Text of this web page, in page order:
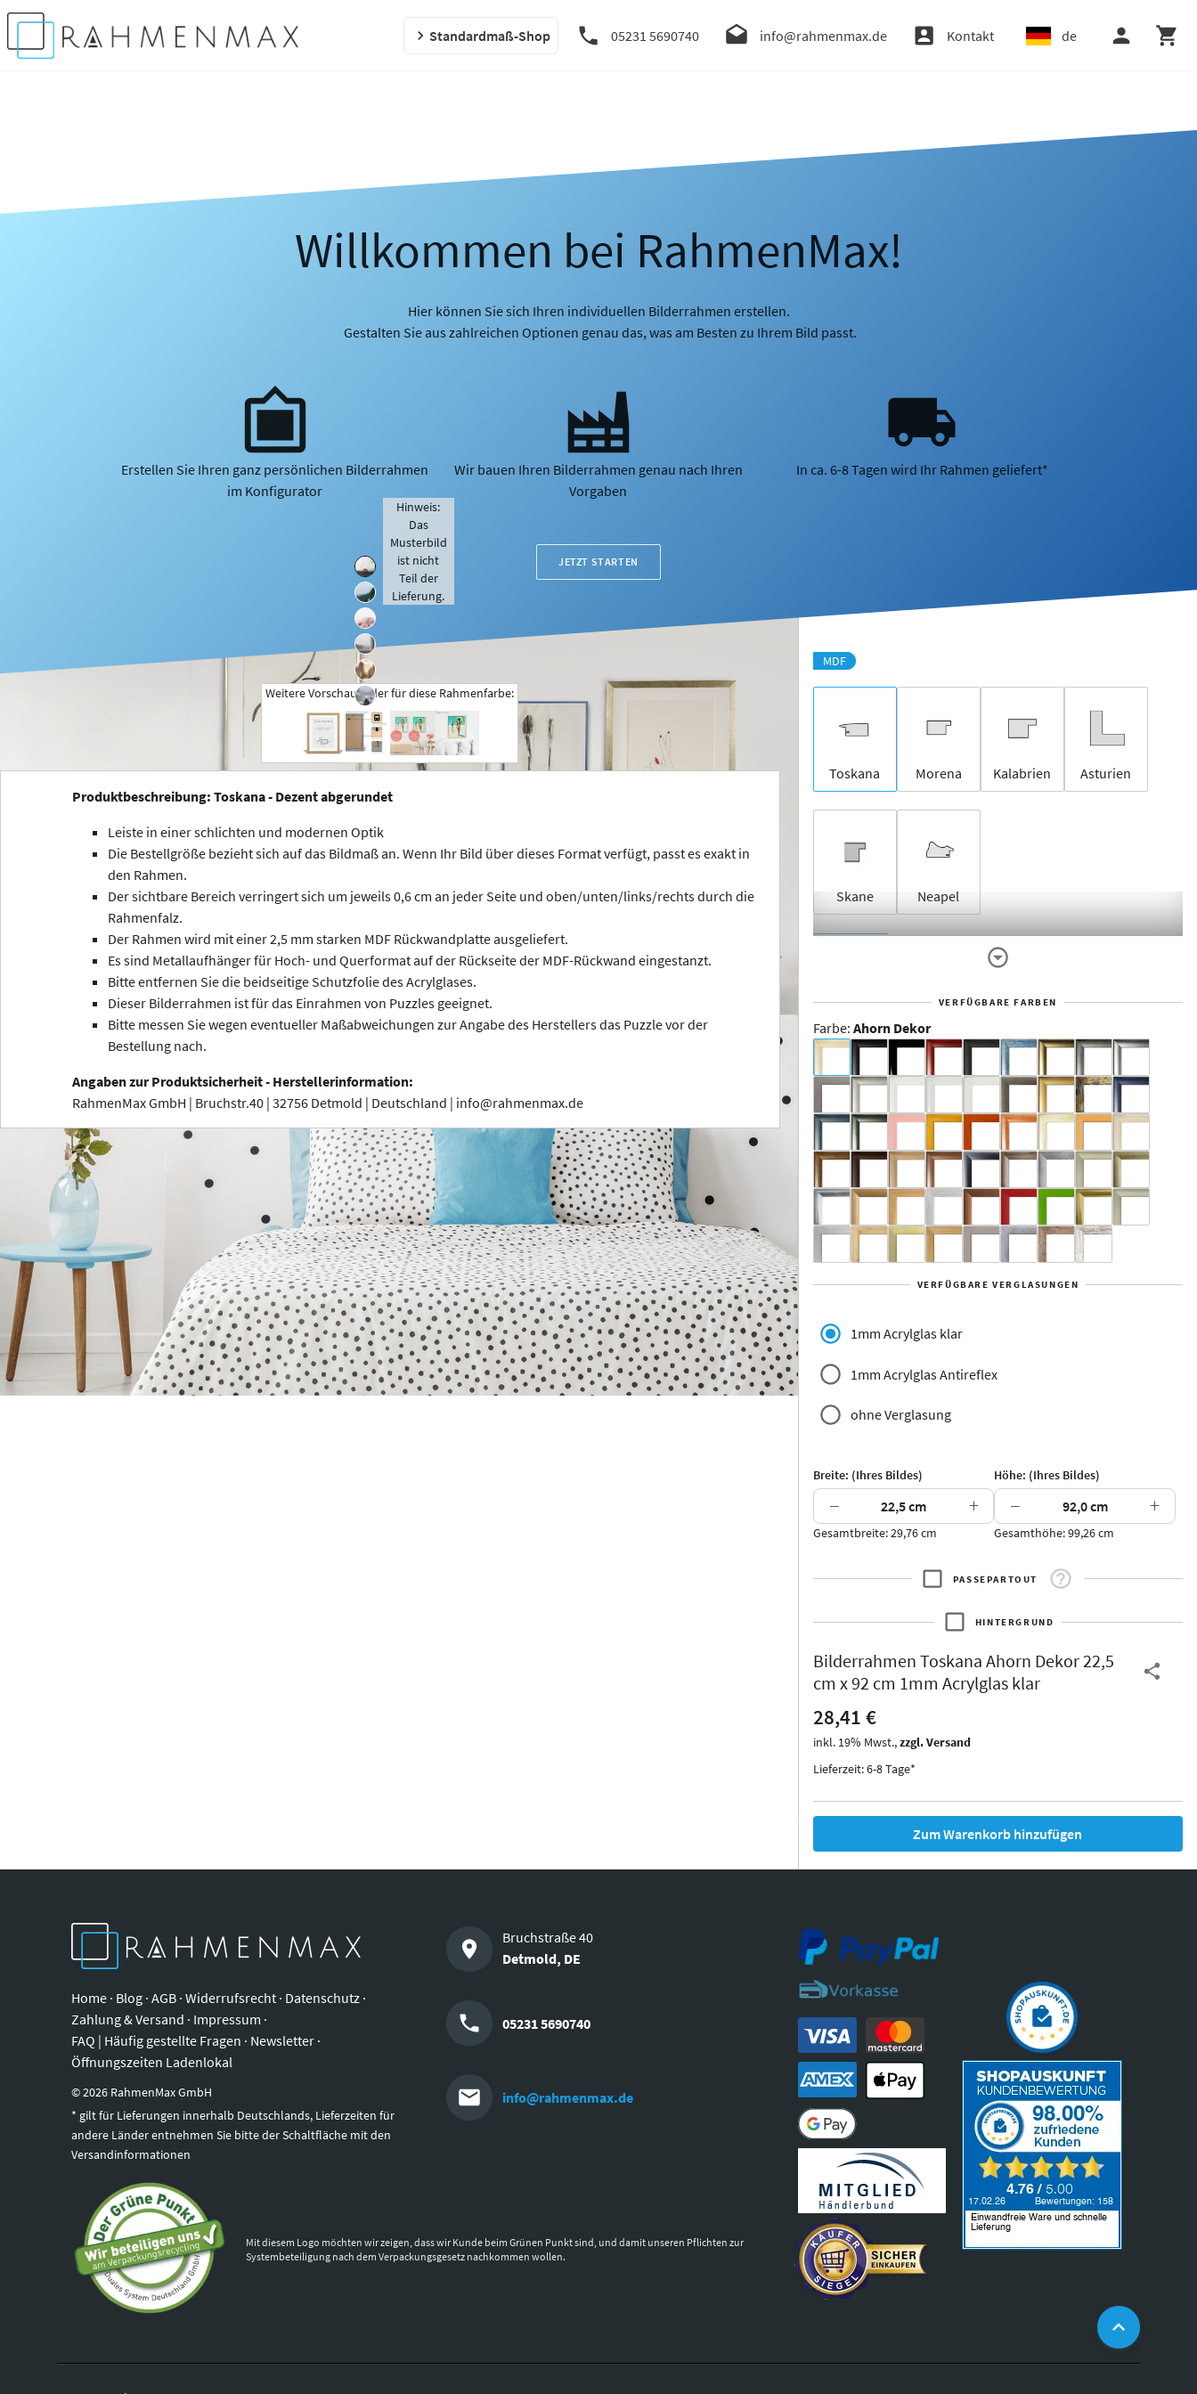
Standardmaß-Shop 05231 5690740 info@rahmenmax.de Kontakt de
Willkommen bei RahmenMax!
Hier können Sie sich Ihren individuellen Bilderrahmen erstellen.
Gestalten Sie aus zahlreichen Optionen genau das, was am Besten zu Ihrem Bild passt.
Erstellen Sie Ihren ganz persönlichen Bilderrahmen
im Konfigurator
Wir bauen Ihren Bilderrahmen genau nach Ihren
Vorgaben
In ca. 6-8 Tagen wird Ihr Rahmen geliefert*
JETZT STARTEN
+
Hinweis:
Das
Musterbild
ist nicht
Teil der
Lieferung.
Weitere Vorschaubilder für diese Rahmenfarbe:
Produktbeschreibung: Toskana - Dezent abgerundet
Leiste in einer schlichten und modernen Optik
Die Bestellgröße bezieht sich auf das Bildmaß an. Wenn Ihr Bild über dieses Format verfügt, passt es exakt in
den Rahmen.
Der sichtbare Bereich verringert sich um jeweils 0,6 cm an jeder Seite und oben/unten/links/rechts durch die
Rahmenfalz.
Der Rahmen wird mit einer 2,5 mm starken MDF Rückwandplatte ausgeliefert.
Es sind Metallaufhänger für Hoch- und Querformat auf der Rückseite der MDF-Rückwand eingestanzt.
Bitte entfernen Sie die beidseitige Schutzfolie des Acrylglases.
Dieser Bilderrahmen ist für das Einrahmen von Puzzles geeignet.
Bitte messen Sie wegen eventueller Maßabweichungen zur Angabe des Herstellers das Puzzle vor der
Bestellung nach.
Angaben zur Produktsicherheit - Herstellerinformation:
RahmenMax GmbH | Bruchstr.40 | 32756 Detmold | Deutschland | info@rahmenmax.de
MDF
Toskana Morena Kalabrien Asturien
Skane Neapel
Dakota -
Rahmenloser
Aluminium
Yukon Alaska
Jersey Dauphine
Arran Luzern Andros Attika
Thurgau
Thurgau
*Canvas*
Burgund
Kunststoff
Ohio
VERFÜGBARE FARBEN
Farbe: Ahorn Dekor
VERFÜGBARE VERGLASUNGEN
1mm Acrylglas klar
1mm Acrylglas Antireflex
ohne Verglasung
Breite: (Ihres Bildes)
− +
Gesamtbreite: 29,76 cm
Höhe: (Ihres Bildes)
− +
Gesamthöhe: 99,26 cm
PASSEPARTOUT
HINTERGRUND
Bilderrahmen Toskana Ahorn Dekor 22,5
cm x 92 cm 1mm Acrylglas klar
28,41 €
inkl. 19% Mwst.,zzgl. Versand
Lieferzeit: 6-8 Tage*
Zum Warenkorb hinzufügen
Home · Blog · AGB · Widerrufsrecht · Datenschutz ·
Zahlung & Versand · Impressum ·
FAQ | Häufig gestellte Fragen · Newsletter ·
Öffnungszeiten Ladenlokal
©2026 RahmenMax GmbH
* gilt für Lieferungen innerhalb Deutschlands, Lieferzeiten für
andere Länder entnehmen Sie bitte der Schaltfläche mit den
Versandinformationen
Bruchstraße 40
Detmold, DE
05231 5690740
info@rahmenmax.de
Mit diesem Logo möchten wir zeigen, dass wir Kunde beim Grünen Punkt sind, und damit unseren Pflichten zur
Systembeteiligung nach dem Verpackungsgesetz nachkommen wollen.